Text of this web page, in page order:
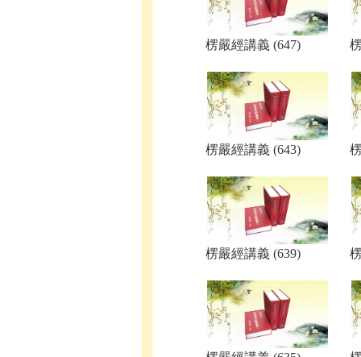
楞嚴經講義 (647)
楞嚴經講義 (643)
楞嚴經講義 (639)